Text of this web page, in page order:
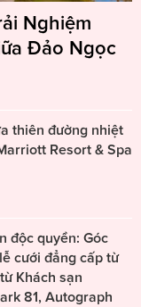
Nghiệm
Đảo Ngọc
thiên đường nhiệt
Resort & Spa
độc quyền: Góc
cưới đẳng cấp từ
Khách sạn
81, Autograph